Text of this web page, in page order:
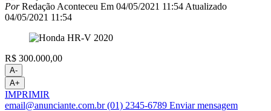
PorRedação Aconteceu Em 04/05/2021 11:54 Atualizado
04/05/2021 11:54
R$ 300.000,00
A-
A+
IMPRIMIR
email@anunciante.com.br(01) 2345-6789 Enviar mensagem